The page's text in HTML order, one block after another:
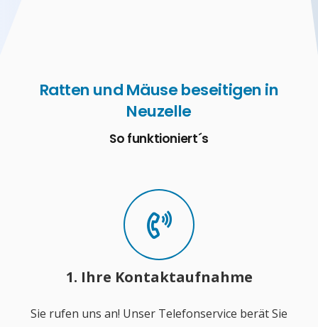
Ratten und Mäuse beseitigen in
Neuzelle
So funktioniert´s
1. Ihre Kontaktaufnahme
Sie rufen uns an! Unser Telefonservice berät Sie